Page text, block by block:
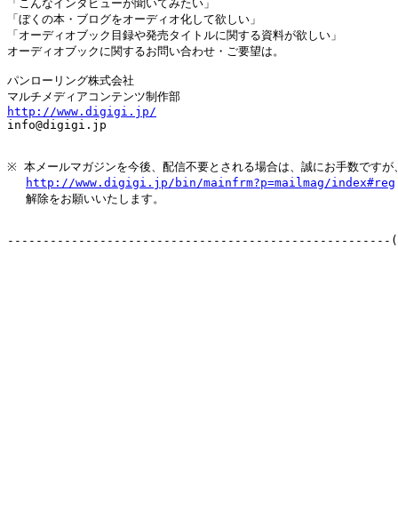
「こんなインタビューが聞いてみたい」
「ぼくの本・ブログをオーディオ化して欲しい」
「オーディオブック目録や発売タイトルに関する資料が欲しい」
オーディオブックに関するお問い合わせ・ご要望は。
パンローリング株式会社
http://www.digigi.jp/
info@digigi.jp
※ 本メールマガジンを今後、配信不要とされる場合は、誠にお手数ですが
http://www.digigi.jp/bin/mainfrm?p=mailmag/index#reg
解除をお願いいたします。
------------------------------------------------------(C)